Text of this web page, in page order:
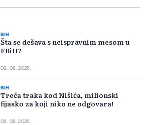
BIH
Šta se dešava s neispravnim mesom u
FBiH?
09. 08. 2026.
BIH
Treća traka kod Nišića, milionski
fijasko za koji niko ne odgovara!
08. 08. 2026.